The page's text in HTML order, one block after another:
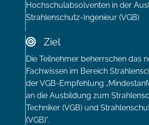
Hochschulabsolventen in der
Strahlenschutz-Ingenieur (VGB)
Ziel
Die Teilnehmer beherrschen das
Fachwissen im Bereich
der VGB-Empfehlung
an die Ausbildung zum
Techniker (VGB) und
(VGB)“.